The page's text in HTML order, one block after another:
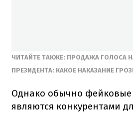
ЧИТАЙТЕ ТАКЖЕ: ПРОДАЖА ГОЛОСА
ПРЕЗИДЕНТА: КАКОЕ НАКАЗАНИЕ
Однако обычно
являются конкурентами